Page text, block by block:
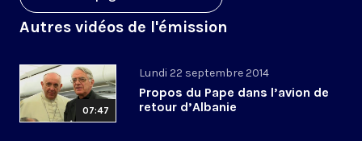
Autres vidéos de l'émission
07:47
Lundi 22 septembre 2014
Propos du Pape dans l’avion de
retour d’Albanie